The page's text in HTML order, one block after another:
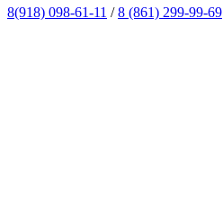
8(918) 098-61-11 /8 (861) 299-99-69